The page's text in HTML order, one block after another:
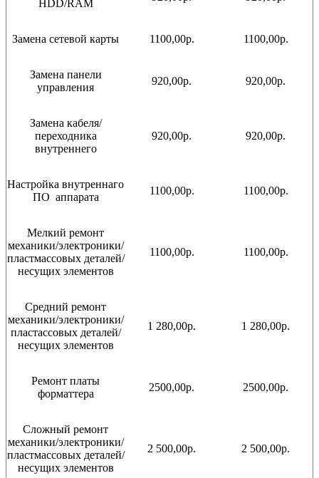
HDD/RAM
Замена сетевой карты 1100,00р. 1100,00р.
Замена панели
управления
920,00р. 920,00р.
Замена кабеля/
переходника
внутреннего
920,00р. 920,00р.
Настройка внутреннаго
ПО аппарата
1100,00р. 1100,00р.
Мелкий ремонт
механики/электроники/
пластмассовых деталей/
несущих элементов
1100,00р. 1100,00р.
Средний ремонт
механики/электроники/
пластассовых деталей/
несущих элементов
1 280,00р. 1 280,00р.
Ремонт платы
форматтера
2500,00р. 2500,00р.
Сложный ремонт
механики/электроники/
пластмассовых деталей/
несущих элементов
2 500,00р. 2 500,00р.